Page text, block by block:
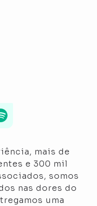
mais de
e 300 mil
somos
nas dores do
uma